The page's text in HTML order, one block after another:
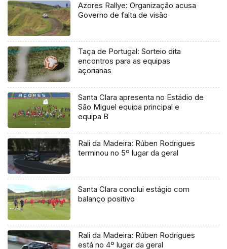
Azores Rallye: Organização acusa
Governo de falta de visão
Taça de Portugal: Sorteio dita
encontros para as equipas
açorianas
Santa Clara apresenta no Estádio de
São Miguel equipa principal e
equipa B
Rali da Madeira: Rúben Rodrigues
terminou no 5º lugar da geral
Santa Clara conclui estágio com
balanço positivo
Rali da Madeira: Rúben Rodrigues
está no 4º lugar da geral